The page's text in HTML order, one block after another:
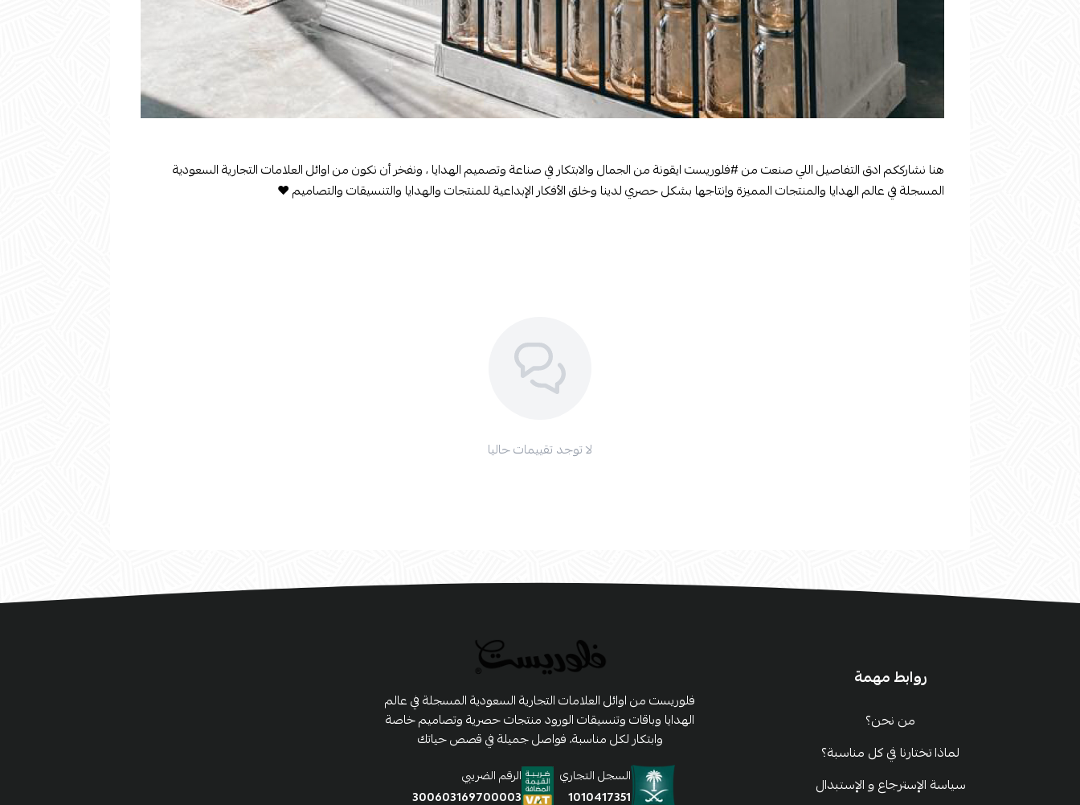
هنا نشارككم ادق التفاصيل اللي صنعت من#فلوريستايقونة من الجمال والابتكار في صناعة وتصميم الهدايا ، ونفخر أن نكون من اوائل العلامات التجارية السعودية
المسجلة في عالم الهدايا والمنتجات المميزة وإنتاجها بشكل حصري لدينا وخلق الأفكار الإبداعية للمنتجات والهدايا والتنسيقات والتصاميم ♥️
لا توجد تقييمات حاليا
روابط مهمة
من نحن؟
لماذا تختارنا في كل مناسبة؟
سياسة الإسترجاع و الإستبدال
فلوريست من اوائل العلامات التجارية السعودية المسجلة في عالم
الهدايا وباقات وتنسيقات الورود منتجات حصرية وتصاميم خاصة
وابتكار لكل مناسبة، فواصل جميلة في قصص حياتك
السجل التجاري
1010417351
الرقم الضريبي
300603169700003